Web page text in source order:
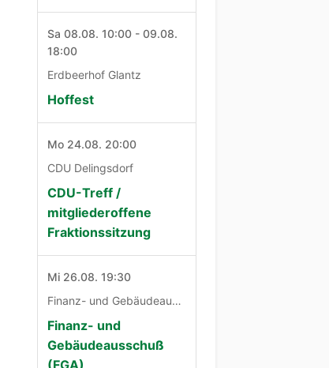
Sa 08.08. 10:00 - 09.08.
18:00
Erdbeerhof Glantz
Hoffest
Mo 24.08. 20:00
CDU Delingsdorf
CDU-Treff /
mitgliederoffene
Fraktionssitzung
Mi 26.08. 19:30
Finanz- und Gebäudeausschuß
Finanz- und
Gebäudeausschuß
(FGA)